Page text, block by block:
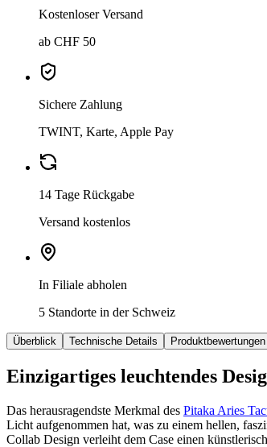
Kostenloser Versand
ab CHF 50
Sichere Zahlung
TWINT, Karte, Apple Pay
14 Tage Rückgabe
Versand kostenlos
In Filiale abholen
5 Standorte in der Schweiz
Überblick Technische Details Produktbewertungen
Einzigartiges leuchtendes
Das herausragendste Merkmal des Pitaka Aries
Licht aufgenommen hat, was zu einem hellen,
Collab Design verleiht dem Case einen